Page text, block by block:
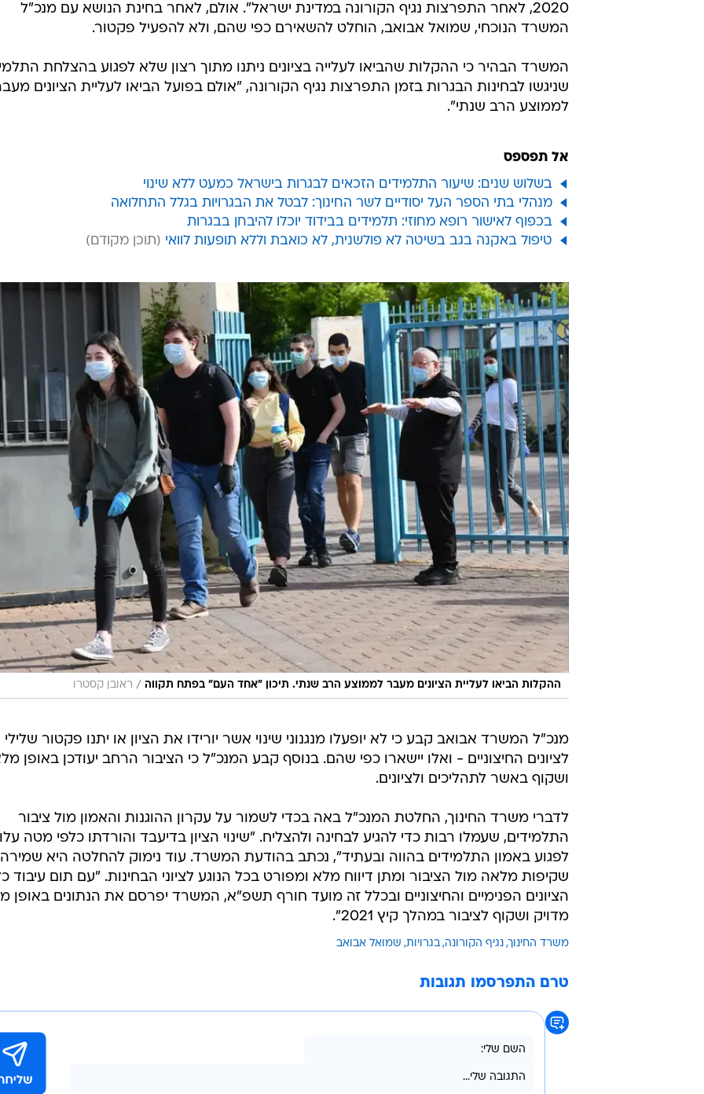
2020, לאחר התפרצות נגיף הקורונה במדינת ישראל". אולם, לאחר בחינת הנושא עם מנכ"ל
המשרד הנוכחי, שמואל אבואב, הוחלט להשאירם כפי שהם, ולא להפעיל פקטור.
המשרד הבהיר כי ההקלות שהביאו לעלייה בציונים ניתנו מתוך רצון שלא לפגוע בהצלחת
שניגשו לבחינות הבגרות בזמן התפרצות נגיף הקורונה, "אולם בפועל הביאו לעליית הציונים
לממוצע הרב שנתי".
אל תפספס
בשלוש שנים: שיעור התלמידים הזכאים לבגרות בישראל כמעט ללא שינוי
מנהלי בתי הספר העל יסודיים לשר החינוך: לבטל את הבגרויות בגלל התחלואה
בכפוף לאישור רופא מחוזי: תלמידים בבידוד יוכלו להיבחן בבגרות
טיפול באקנה בגב בשיטה לא פולשנית, לא כואבת וללא תופעות לוואי
ההקלות הביאו לעליית הציונים מעבר לממוצע הרב שנתי. תיכון "אחד העם" בפתח תקווה / ראובן קסטרו
מנכ"ל המשרד אבואב קבע כי לא יופעלו מנגנוני שינוי אשר יורידו את הציון או יתנו פקטור שלילי
לציונים החיצוניים - ואלו יישארו כפי שהם. בנוסף קבע המנכ"ל כי הציבור הרחב יעודכן באופן
ושקוף באשר לתהליכים ולציונים.
לדברי משרד החינוך, החלטת המנכ"ל באה בכדי לשמור על עקרון ההוגנות והאמון מול ציבור
התלמידים, שעמלו רבות כדי להגיע לבחינה ולהצליח. "שינוי הציון בדיעבד והורדתו כלפי מטה
לפגוע באמון התלמידים בהווה ובעתיד", נכתב בהודעת המשרד. עוד נימוק להחלטה היא
שקיפות מלאה מול הציבור ומתן דיווח מלא ומפורט בכל הנוגע לציוני הבחינות. "עם תום עיבוד
הציונים הפנימיים והחיצוניים ובכלל זה מועד חורף תשפ"א, המשרד יפרסם את הנתונים באופן
מדויק ושקוף לציבור במהלך קיץ 2021".
משרד החינוך נגיף הקורונה בגרויות שמואל אבואב
טרם התפרסמו תגובות